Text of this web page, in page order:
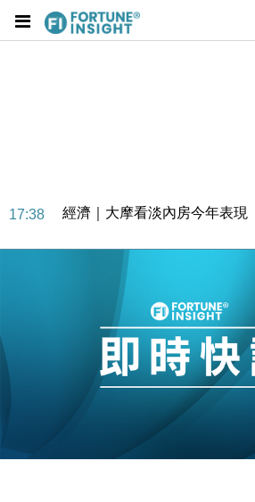
17:38 經濟｜大摩看淡內房今年表現
科技｜iPhone 18 Pro成本或
定新機售價
本地｜香港迪拜下月10日合
財經｜大摩削老鋪黃金目標價
持」評級
13:49
本地｜華嫂冰室太子店涉提供
中國｜強颱風「白海豚」殘